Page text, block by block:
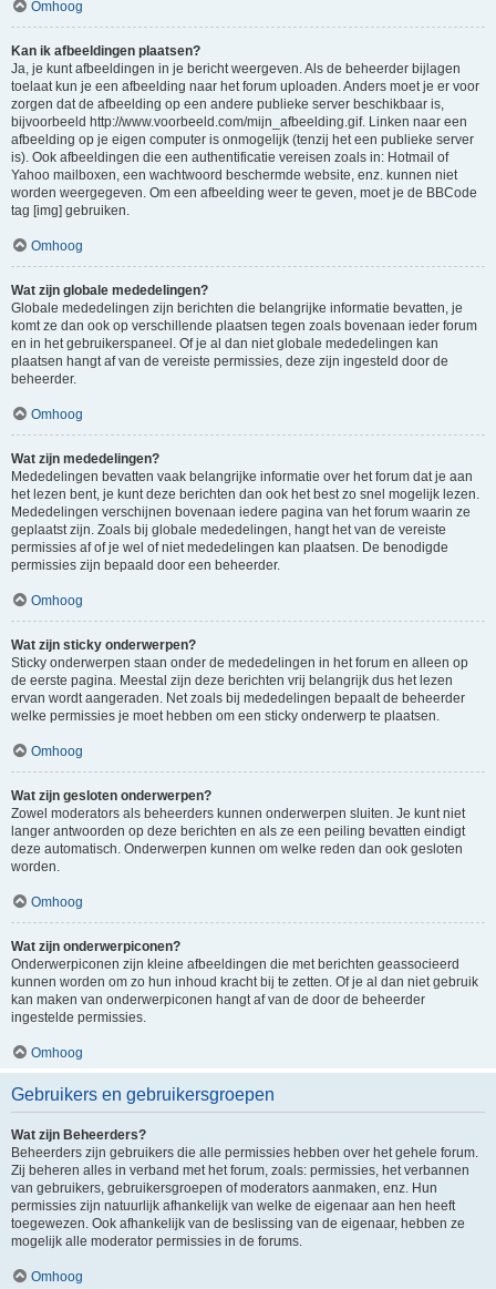
Omhoog
Kan ik afbeeldingen plaatsen?
Ja, je kunt afbeeldingen in je bericht weergeven. Als de beheerder bijlagen
toelaat kun je een afbeelding naar het forum uploaden. Anders moet je er voor
zorgen dat de afbeelding op een andere publieke server beschikbaar is,
bijvoorbeeld http://www.voorbeeld.com/mijn_afbeelding.gif. Linken naar een
afbeelding op je eigen computer is onmogelijk (tenzij het een publieke server
is). Ook afbeeldingen die een authentificatie vereisen zoals in: Hotmail of
Yahoo mailboxen, een wachtwoord beschermde website, enz. kunnen niet
worden weergegeven. Om een afbeelding weer te geven, moet je de BBCode
tag [img] gebruiken.
Omhoog
Wat zijn globale mededelingen?
Globale mededelingen zijn berichten die belangrijke informatie bevatten, je
komt ze dan ook op verschillende plaatsen tegen zoals bovenaan ieder forum
en in het gebruikerspaneel. Of je al dan niet globale mededelingen kan
plaatsen hangt af van de vereiste permissies, deze zijn ingesteld door de
beheerder.
Omhoog
Wat zijn mededelingen?
Mededelingen bevatten vaak belangrijke informatie over het forum dat je aan
het lezen bent, je kunt deze berichten dan ook het best zo snel mogelijk lezen.
Mededelingen verschijnen bovenaan iedere pagina van het forum waarin ze
geplaatst zijn. Zoals bij globale mededelingen, hangt het van de vereiste
permissies af of je wel of niet mededelingen kan plaatsen. De benodigde
permissies zijn bepaald door een beheerder.
Omhoog
Wat zijn sticky onderwerpen?
Sticky onderwerpen staan onder de mededelingen in het forum en alleen op
de eerste pagina. Meestal zijn deze berichten vrij belangrijk dus het lezen
ervan wordt aangeraden. Net zoals bij mededelingen bepaalt de beheerder
welke permissies je moet hebben om een sticky onderwerp te plaatsen.
Omhoog
Wat zijn gesloten onderwerpen?
Zowel moderators als beheerders kunnen onderwerpen sluiten. Je kunt niet
langer antwoorden op deze berichten en als ze een peiling bevatten eindigt
deze automatisch. Onderwerpen kunnen om welke reden dan ook gesloten
worden.
Omhoog
Wat zijn onderwerpiconen?
Onderwerpiconen zijn kleine afbeeldingen die met berichten geassocieerd
kunnen worden om zo hun inhoud kracht bij te zetten. Of je al dan niet gebruik
kan maken van onderwerpiconen hangt af van de door de beheerder
ingestelde permissies.
Omhoog
Gebruikers en gebruikersgroepen
Wat zijn Beheerders?
Beheerders zijn gebruikers die alle permissies hebben over het gehele forum.
Zij beheren alles in verband met het forum, zoals: permissies, het verbannen
van gebruikers, gebruikersgroepen of moderators aanmaken, enz. Hun
permissies zijn natuurlijk afhankelijk van welke de eigenaar aan hen heeft
toegewezen. Ook afhankelijk van de beslissing van de eigenaar, hebben ze
mogelijk alle moderator permissies in de forums.
Omhoog